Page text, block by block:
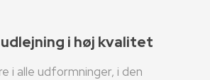
udlejning i høj kvalitet
i alle udformninger, i den